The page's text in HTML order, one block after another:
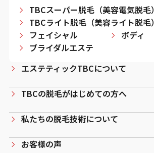
TBCスーパー脱毛（美容電気脱毛）
TBCライト脱毛（美容ライト脱毛）
フェイシャル
ボディ
ブライダルエステ
エステティックTBCについて
TBCの脱毛がはじめての方へ
私たちの脱毛技術について
お客様の声